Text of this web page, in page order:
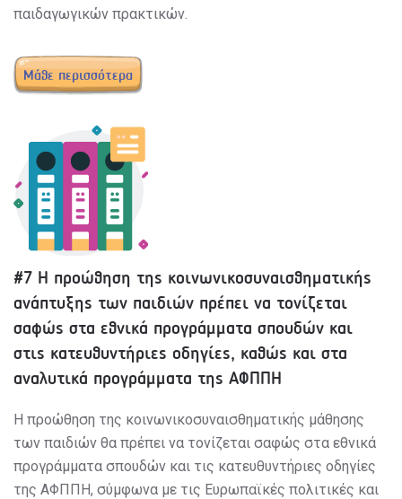
παιδαγωγικών πρακτικών.
Μάθε περισσότερα
#7 Η προώθηση της κοινωνικοσυναισθηματικής
ανάπτυξης των παιδιών πρέπει να τονίζεται
σαφώς στα εθνικά προγράμματα σπουδών και
στις κατευθυντήριες οδηγίες, καθώς και στα
αναλυτικά προγράμματα της ΑΦΠΠΗ
Η προώθηση της κοινωνικοσυναισθηματικής μάθησης
των παιδιών θα πρέπει να τονίζεται σαφώς στα εθνικά
προγράμματα σπουδών και τις κατευθυντήριες οδηγίες
της ΑΦΠΠΗ, σύμφωνα με τις Ευρωπαϊκές πολιτικές και